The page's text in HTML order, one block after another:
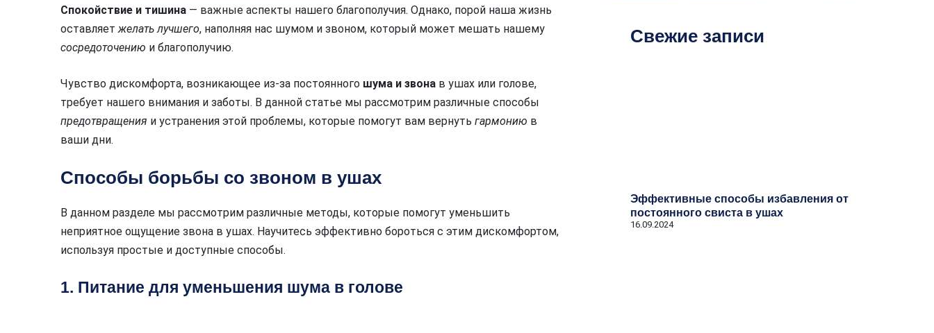
Спокойствие и тишина — важные аспекты нашего благополучия. Однако, порой наша жизнь
оставляетжелать лучшего, наполняя нас шумом и звоном, который может мешать нашему
сосредоточению и благополучию.
Чувство дискомфорта, возникающее из-за постоянного шума и звона в ушах или голове,
требует нашего внимания и заботы. В данной статье мы рассмотрим различные способы
предотвращения и устранения этой проблемы, которые помогут вам вернуть гармонию в
ваши дни.
Способы борьбы со звоном в ушах
В данном разделе мы рассмотрим различные методы, которые помогут уменьшить
неприятное ощущение звона в ушах. Научитесь эффективно бороться с этим дискомфортом,
используя простые и доступные способы.
1. Питание для уменьшения шума в голове
Свежие записи
Эффективные способы избавления от
постоянного свиста в ушах
16.09.2024